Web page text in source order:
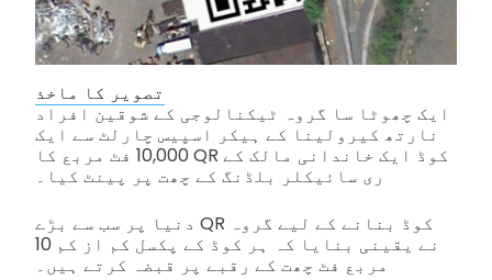
تصویر کا ماخذ
ایک چھوٹا سا گروہ ٹیکنالوجی کے شوقین افراد
نارتھ کیرولینا کے ہیکر اسپیس چارلٹ سے ایک
10,000 فٹ مربع کا QR کوڈ ایک خاندانی مالک کے
ری سائیکلر بلڈنگ کے چھت پر پینٹ کیا۔
دنیا پر سب سے بڑے QR کوڈ بنانے کے لیے گروہ
نے یقینی بنایا کہ ہر کوڈ کے پکسل کم از کم 10
مربع فٹ چھت کے رقبے پر قبضہ کرتے ہیں۔